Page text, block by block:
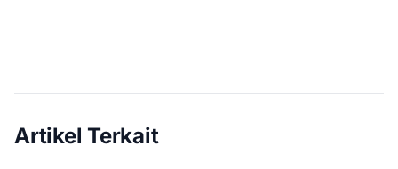
Artikel Terkait